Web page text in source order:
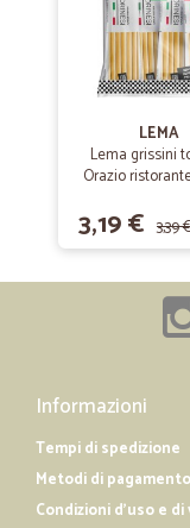
Tutto ok!!! Consigliato..
—
Veloci nella
Veloci nella consegna
—
Spedizione veloce e
da acquistare al
LEMA
Lema grissini
Orazio
olio di palma
3,19 € 3,39
Informazioni
Tempi di spedizione
Metodi di pagamento
Condizioni d'uso e